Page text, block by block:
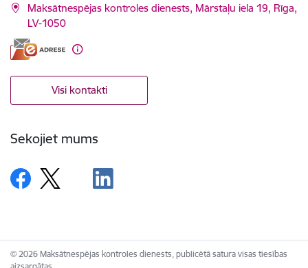
Maksātnespējas kontroles dienests, Mārstaļu iela 19, Rīga,
LV-1050
Visi kontakti
Sekojiet mums
© 2026 Maksātnespējas kontroles dienests, publicētā satura visas tiesības